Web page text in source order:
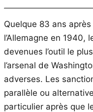
Quelque 83 ans
l’Allemagne en 1940,
devenues l’outil le
l’arsenal de
adverses. Les
parallèle ou
particulier après que